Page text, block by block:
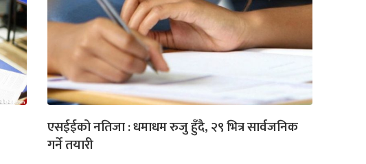
एसईईको नतिजा : धमाधम रुजु हुँदै, २९ भित्र सार्वजनिक
गर्ने तयारी